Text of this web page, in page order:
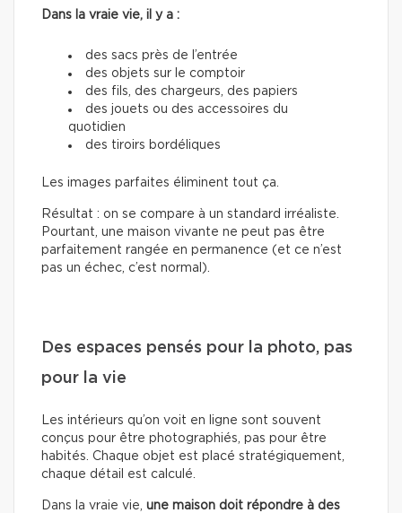
Dans la vraie vie, il y a :
des sacs près de l’entrée
des objets sur le comptoir
des fils, des chargeurs, des papiers
des jouets ou des accessoires du
quotidien
des tiroirs bordéliques
Les images parfaites éliminent tout ça.
Résultat : on se compare à un standard irréaliste.
Pourtant, une maison vivante ne peut pas être
parfaitement rangée en permanence (et ce n’est
pas un échec, c’est normal).
Des espaces pensés pour la photo, pas
pour la vie
Les intérieurs qu’on voit en ligne sont souvent
conçus pour être photographiés, pas pour être
habités. Chaque objet est placé stratégiquement,
chaque détail est calculé.
Dans la vraie vie, une maison doit répondre à des